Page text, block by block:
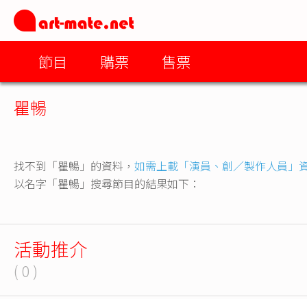
節目 購票 售票
瞿暢
找不到「瞿暢」的資料， 如需上載「演員、創／製作人員」
以名字「瞿暢」搜尋節目的結果如下：
活動推介
( 0 )